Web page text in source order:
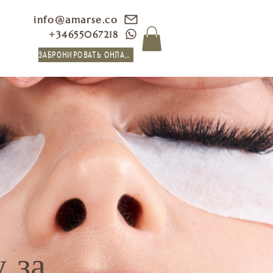
info@amarse.co
+34655067218
ЗАБРОНИРОВАТЬ ОНЛАЙН